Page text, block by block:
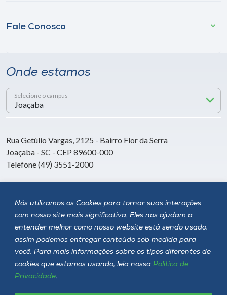
Nós utilizamos os Cookies para tornar suas interações
com nosso site mais significativa. Eles nos ajudam a
entender melhor como nosso website está sendo usado,
assim podemos entregar conteúdo sob medida para
você. Para mais informações sobre os tipos diferentes de
cookies que estamos usando, leia nossa Política de
Privacidade.
Fale Conosco
Onde estamos
Selecione o campus
Rua Getúlio Vargas, 2125 - Bairro Flor da Serra
Joaçaba - SC - CEP 89600-000
Telefone (49) 3551-2000
Siga a Unoesc